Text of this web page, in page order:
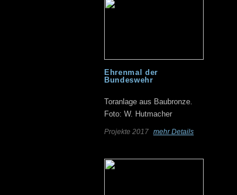
Ehrenmal der
Bundeswehr
Toranlage aus Baubronze.
Foto: W. Hutmacher
Projekte 2017 mehr Details